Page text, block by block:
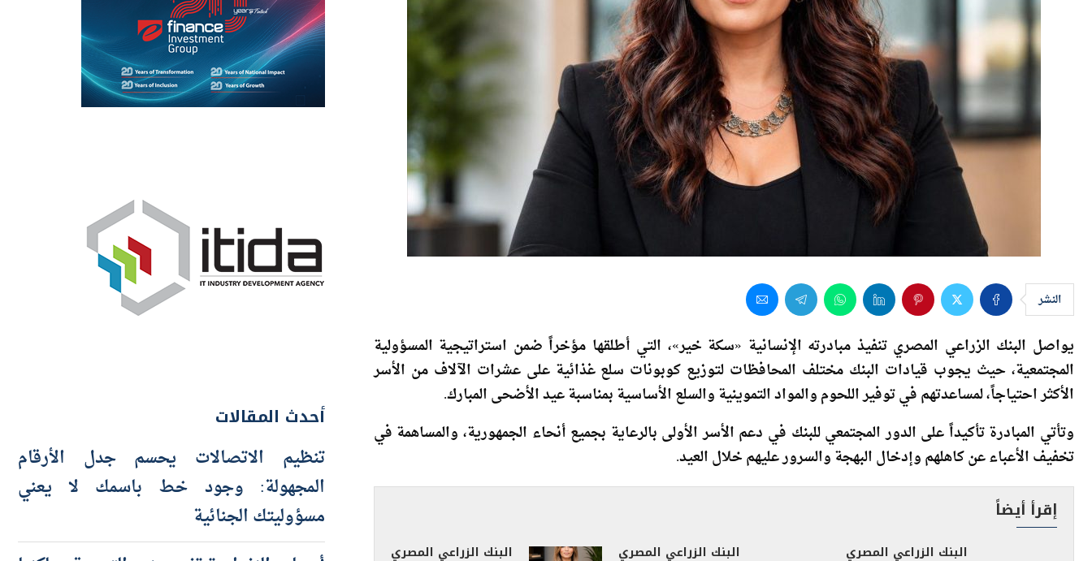
يواصل البنك الزراعي المصري تنفيذ مبادرته الإنسانية «سكة خير»، التي أطلقها مؤخراً ضمن استراتيجية المسؤولية
المجتمعية، حيث يجوب قيادات البنك مختلف المحافظات لتوزيع كوبونات سلع غذائية على عشرات الآلاف من الأسر
الأكثر احتياجاً، لمساعدتهم في توفير اللحوم والمواد التموينية والسلع الأساسية بمناسبة عيد الأضحى المبارك.
وتأتي المبادرة تأكيداً على الدور المجتمعي للبنك في دعم الأسر الأولى بالرعاية بجميع أنحاء الجمهورية، والمساهمة في
تخفيف الأعباء عن كاهلهم وإدخال البهجة والسرور عليهم خلال العيد.
إقرأ أيضاً
أحدث المقالات
تنظيم الاتصالات يحسم جدل الأرقام
المجهولة: وجود خط باسمك لا يعني
مسؤوليتك الجنائية